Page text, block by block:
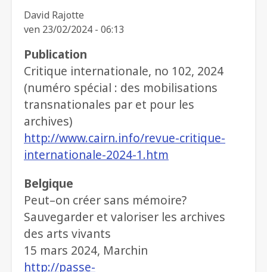
David Rajotte
ven 23/02/2024 - 06:13
Publication
Critique internationale, no 102, 2024
(numéro spécial : des mobilisations
transnationales par et pour les
archives)
http://www.cairn.info/revue-critique-
internationale-2024-1.htm
Belgique
Peut–on créer sans mémoire?
Sauvegarder et valoriser les archives
des arts vivants
15 mars 2024, Marchin
http://passe-